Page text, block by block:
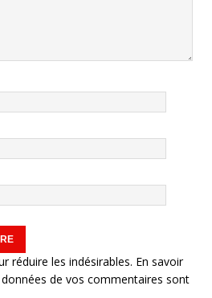
réduire les indésirables. En savoir
de vos commentaires sont